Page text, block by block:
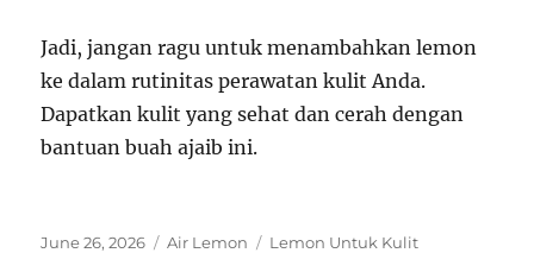
Jadi, jangan ragu untuk menambahkan lemon
ke dalam rutinitas perawatan kulit Anda.
Dapatkan kulit yang sehat dan cerah dengan
bantuan buah ajaib ini.
Posted
June 26, 2026 Categories
Air Lemon Tags
Lemon Untuk Kulit